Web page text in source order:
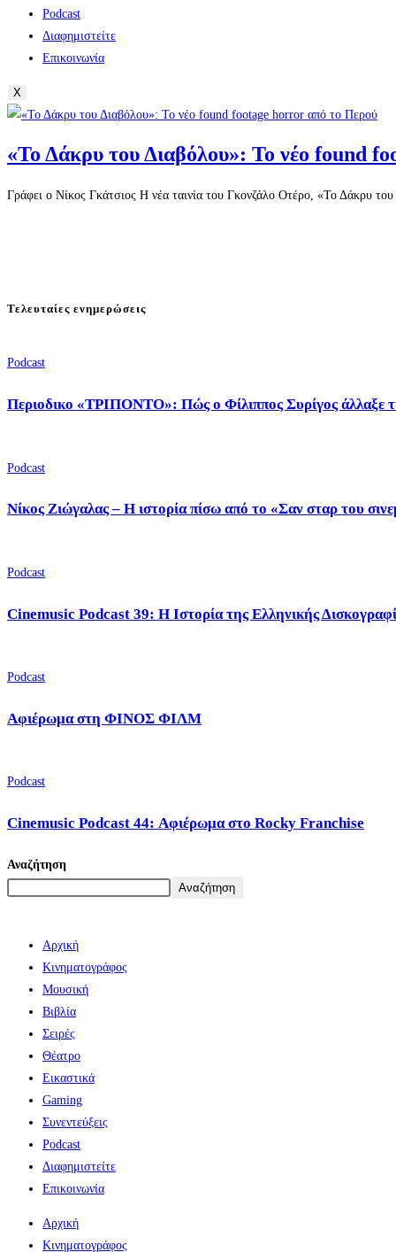
Podcast
Διαφημιστείτε
Επικοινωνία
X
«Το Δάκρυ του Διαβόλου»: Το νέο found
Γράφει ο Νίκος Γκάτσιος Η νέα ταινία του Γκονζάλο Οτέρο, «Το Δάκρυ
Τελευταίες ενημερώσεις
Podcast
Περιοδικο «ΤΡΙΠΟΝΤΟ»: Πώς ο Φίλιππος Συρίγος άλλαξε
Podcast
Νίκος Ζιώγαλας – Η ιστορία πίσω από το «Σαν σταρ του
Podcast
Cinemusic Podcast 39: Η Ιστορία της Ελληνικής
Podcast
Αφιέρωμα στη ΦΙΝΟΣ ΦΙΛΜ
Podcast
Cinemusic Podcast 44: Αφιέρωμα στο Rocky Franchise
Αναζήτηση
Αναζήτηση
Αρχική
Κινηματογράφος
Μουσική
Βιβλία
Σειρές
Θέατρο
Εικαστικά
Gaming
Συνεντεύξεις
Podcast
Διαφημιστείτε
Επικοινωνία
Αρχική
Κινηματογράφος